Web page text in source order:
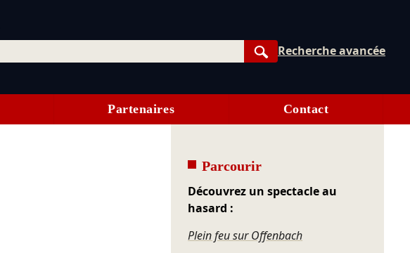
Rechercher
Recherche avancée
Partenaires Contact
Parcourir
Découvrez un spectacle au
hasard :
Plein feu sur Offenbach